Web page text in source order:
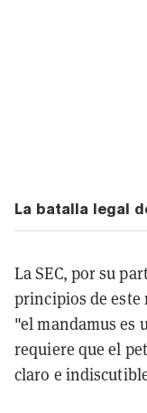
La batalla legal
La SEC, por su
principios de este
"el mandamus es
requiere que el
claro e